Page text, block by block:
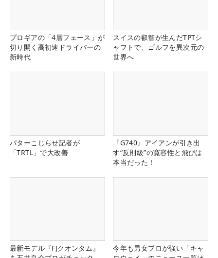
プロギアの「4層フェース」が
切り開く高初速ドライバーの
新時代
スイスの叡智が生んだTPTシ
ャフトで、ゴルフを異次元の
世界へ
パターこじらせ記者が
「TRTL」で大改善
『G740』アイアンが引き出
す“反則級”の寛容性と飛びは
本当だった！
最新モデル『FJクオンタム』
今年も男女プロが強い「キャ